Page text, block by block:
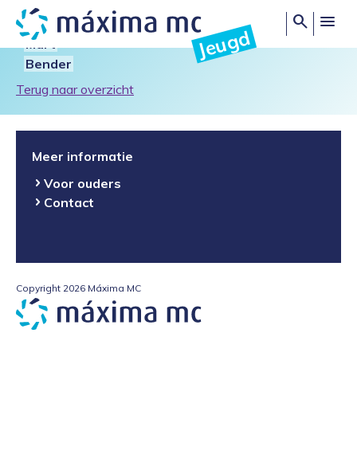
Jeugd
search
play_circle
Mart
Bender
Terug naar overzicht
Meer informatie
Voor ouders
Contact
Copyright 2026 Máxima MC